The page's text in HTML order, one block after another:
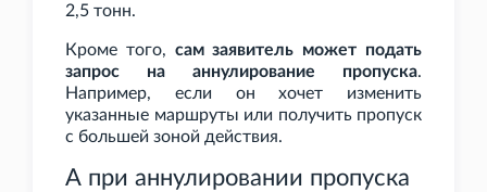
2,5 тонн.
Кроме того, сам заявитель может подать
запрос на аннулирование пропуска.
Например, если он хочет изменить
указанные маршруты или получить пропуск
с большей зоной действия.
А при аннулировании пропуска